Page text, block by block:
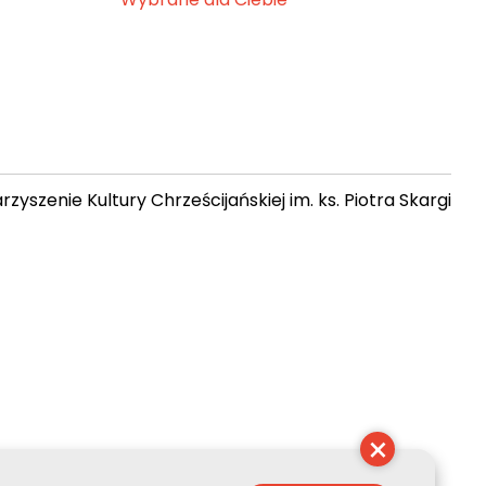
Kultury Chrześcijańskiej im. ks. Piotra Skargi
×